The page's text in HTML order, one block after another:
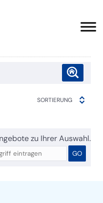
SORTIERUNG
zu Ihrer Auswahl.